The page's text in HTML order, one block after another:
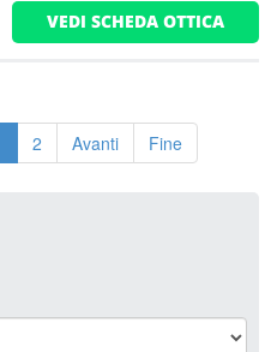
VEDI SCHEDA OTTICA
2 Avanti Fine